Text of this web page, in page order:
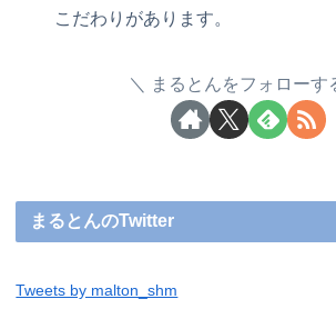
こだわりがあります。
まるとんをフォローす
まるとんのTwitter
Tweets by malton_shm